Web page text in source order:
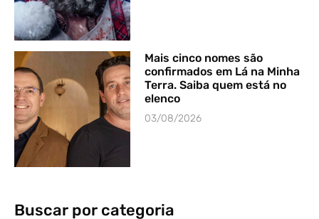
Mais cinco nomes são
confirmados em Lá na Minha
Terra. Saiba quem está no
elenco
03/08/2026
Buscar por categoria